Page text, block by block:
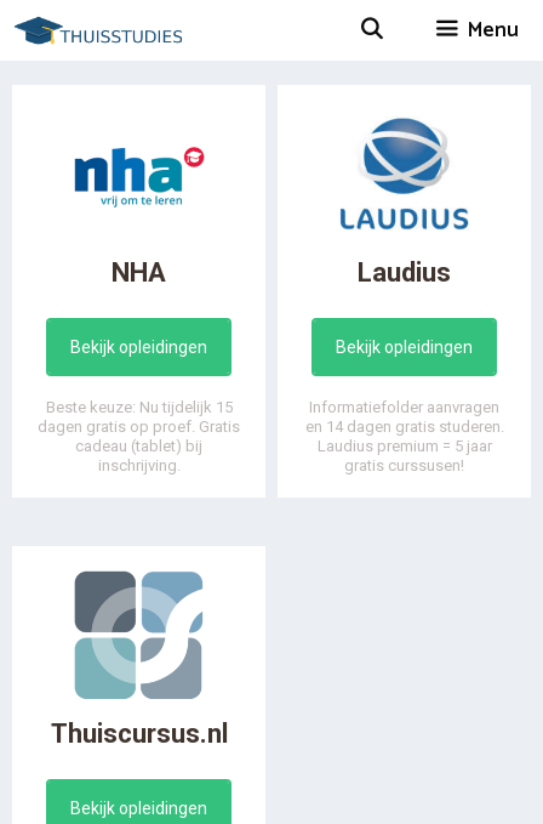
Spring
naar
Menu
NHA
Bekijk opleidingen
Beste keuze: Nu tijdelijk 15
dagen gratis op proef. Gratis
cadeau (tablet) bij
inschrijving.
Laudius
Bekijk opleidingen
Informatiefolder aanvragen
en 14 dagen gratis studeren.
Laudius premium = 5 jaar
gratis curssusen!
Thuiscursus.nl
Bekijk opleidingen